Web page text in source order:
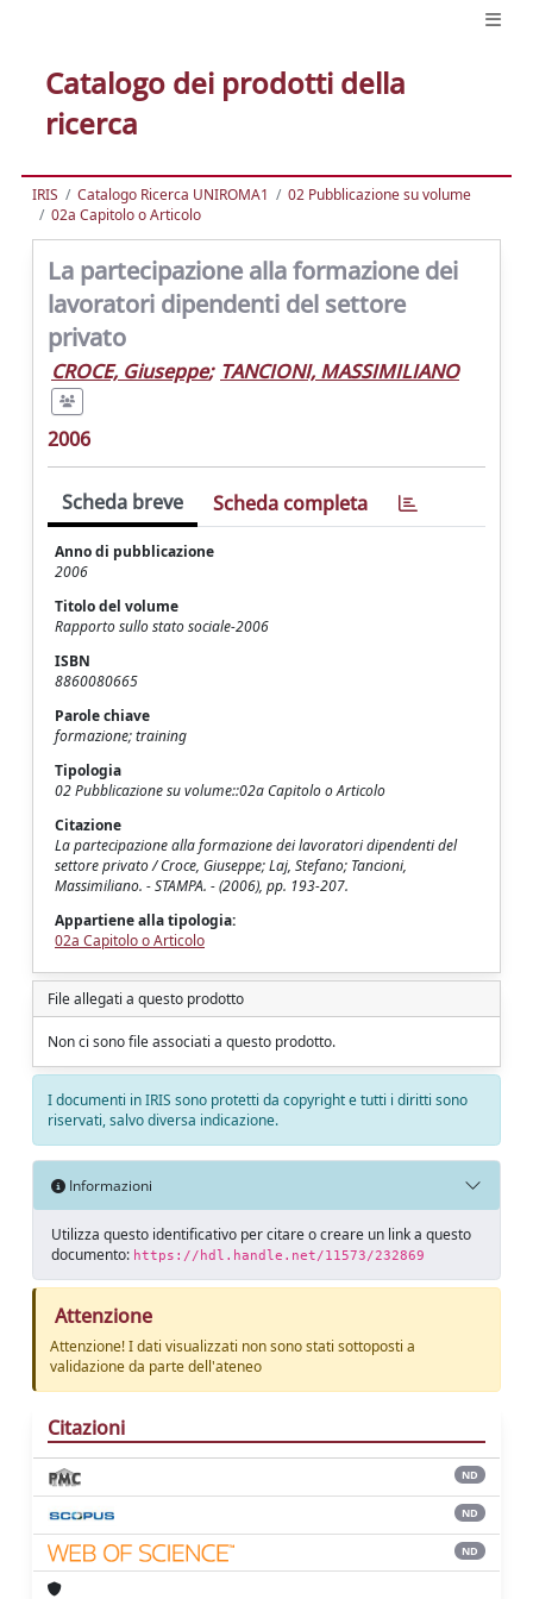
Catalogo dei prodotti della
ricerca
IRIS Catalogo Ricerca UNIROMA1
02 Pubblicazione su volume
02a Capitolo o Articolo
La partecipazione alla formazione dei
lavoratori dipendenti del settore
privato
CROCE, Giuseppe; TANCIONI, MASSIMILIANO
2006
Scheda breve Scheda completa
Anno di pubblicazione
2006
Titolo del volume
Rapporto sullo stato sociale-2006
ISBN
8860080665
Parole chiave
formazione; training
Tipologia
02 Pubblicazione su volume::02a Capitolo o Articolo
Citazione
La partecipazione alla formazione dei lavoratori dipendenti del
settore privato / Croce, Giuseppe; Laj, Stefano; Tancioni,
Massimiliano. - STAMPA. - (2006), pp. 193-207.
Appartiene alla tipologia:
02a Capitolo o Articolo
File allegati a questo prodotto
Non ci sono file associati a questo prodotto.
I documenti in IRIS sono protetti da copyright e tutti i diritti sono
riservati, salvo diversa indicazione.
Informazioni
Utilizza questo identificativo per citare o creare un link a questo
documento: https://hdl.handle.net/11573/232869
Attenzione
Attenzione! I dati visualizzati non sono stati sottoposti a
validazione da parte dell'ateneo
Citazioni
ND
ND
ND